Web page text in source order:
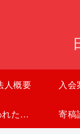
人概要 入会
書籍：「狙われた沖縄〜真実の沖縄史が日本を救う〜」 寄稿